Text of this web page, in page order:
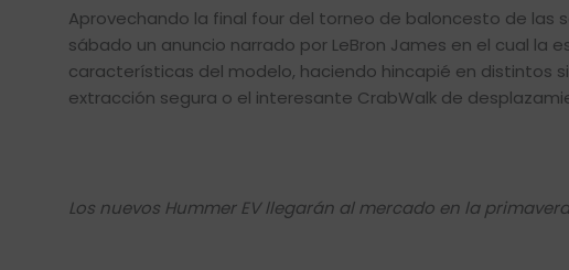
Aprovechando la final four del torneo de baloncesto de las
sábado un anuncio narrado por LeBron James en el cual la
características del modelo, haciendo hincapié en distintos
extracción segura o el interesante CrabWalk de
Los nuevos Hummer EV llegarán al mercado en la